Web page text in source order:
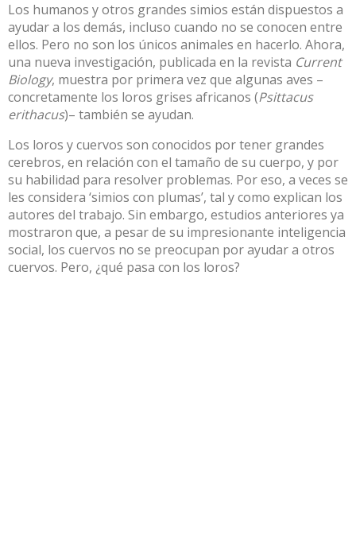
Los humanos y otros grandes simios están dispuestos a
ayudar a los demás, incluso cuando no se conocen entre
ellos. Pero no son los únicos animales en hacerlo. Ahora,
una nueva investigación, publicada en la revista Current
Biology, muestra por primera vez que algunas aves –
concretamente los loros grises africanos (Psittacus
erithacus)– también se ayudan.
Los loros y cuervos son conocidos por tener grandes
cerebros, en relación con el tamaño de su cuerpo, y por
su habilidad para resolver problemas. Por eso, a veces se
les considera ‘simios con plumas’, tal y como explican los
autores del trabajo. Sin embargo, estudios anteriores ya
mostraron que, a pesar de su impresionante inteligencia
social, los cuervos no se preocupan por ayudar a otros
cuervos. Pero, ¿qué pasa con los loros?